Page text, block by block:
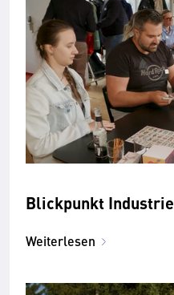
Blickpunkt Industrie
Weiterlesen